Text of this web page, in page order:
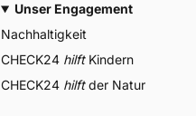
Unser Engagement
Nachhaltigkeit
CHECK24 hilftKindern
CHECK24 hilftder Natur